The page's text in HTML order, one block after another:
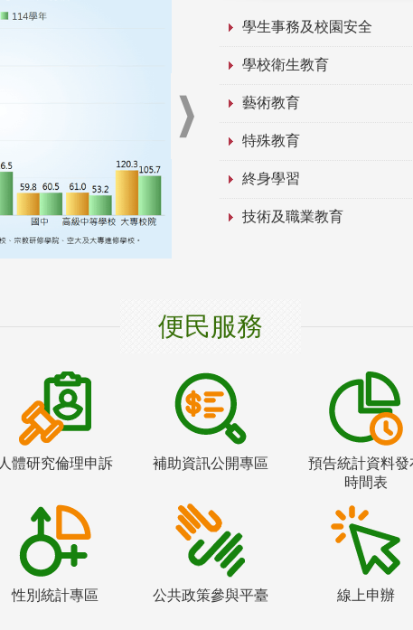
學生事務及校園安全
學校衛生教育
藝術教育
特殊教育
終身學習
技術及職業教育
便民服務
人體研究倫理申訴 補助資訊公開專區
預告統計資料發
時間表
性別統計專區 公共政策參與平臺 線上申辦